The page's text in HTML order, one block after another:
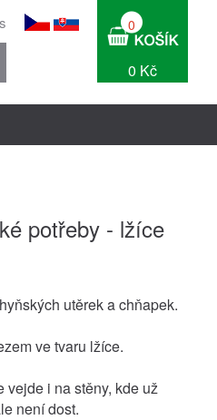
0
0 Kč
potřeby - lžíce
utěrek a chňapek.
ve tvaru lžíce.
vejde i na stěny, kde už
není dost.